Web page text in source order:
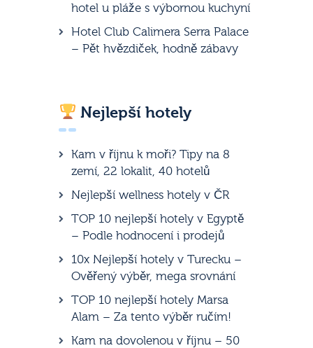
hotel u pláže s výbornou kuchyní
Hotel Club Calimera Serra Palace
– Pět hvězdiček, hodně zábavy
Nejlepší hotely
Kam v říjnu k moři? Tipy na 8
zemí, 22 lokalit, 40 hotelů
Nejlepší wellness hotely v ČR
TOP 10 nejlepší hotely v Egyptě
– Podle hodnocení i prodejů
10x Nejlepší hotely v Turecku –
Ověřený výběr, mega srovnání
TOP 10 nejlepší hotely Marsa
Alam – Za tento výběr ručím!
Kam na dovolenou v říjnu – 50